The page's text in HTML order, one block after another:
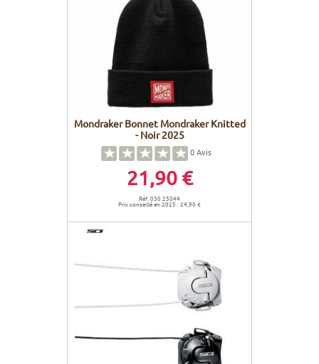
Mondraker Bonnet Mondraker Knitted
- Noir 2025
0Avis
21,90 €
Réf. 030.25044
Prix conseillé en 2025 : 24,90 €